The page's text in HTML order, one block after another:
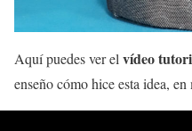
Aquí puedes ver elvídeo
enseño cómo hice esta idea,